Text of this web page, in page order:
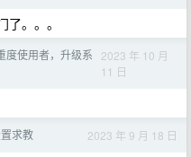
。。。
度使用者，升级系
2023 年 10 月
11 日
求教 2023 年 9 月 18 日